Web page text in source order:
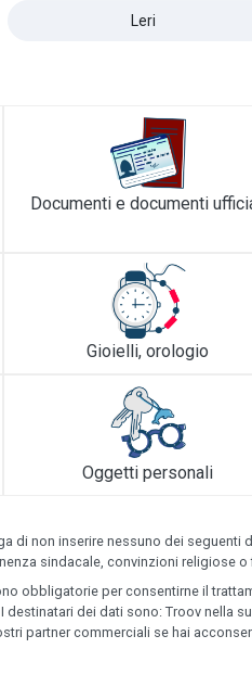
Leri
Documenti e documenti
Gioielli, orologio
Oggetti personali
di non inserire nessuno dei
sindacale, convinzioni religiose
obbligatorie per consentirne il
dei dati sono: Troov nella
partner commerciali se hai